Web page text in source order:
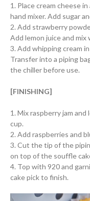
1. Place cream cheese
hand mixer. Add sugar
2. Add strawberry
Add lemon juice and mix
3. Add whipping cream
Transfer into a piping
the chiller before use.
[FINISHING]
1. Mix raspberry jam
cup.
2. Add raspberries and
3. Cut the tip of the
on top of the souffle
4. Top with 920 and
cake pick to finish.